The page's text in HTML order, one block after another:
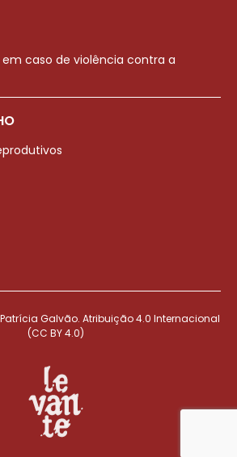
caso de violência contra a
Galvão. Atribuição 4.0 Internacional
(CC BY 4.0)